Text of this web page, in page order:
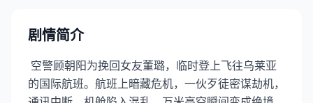
剧情简介
空警顾朝阳为挽回女友董璐，临时登上飞往乌莱亚
的国际航班。航班上暗藏危机，一伙歹徒密谋劫机，